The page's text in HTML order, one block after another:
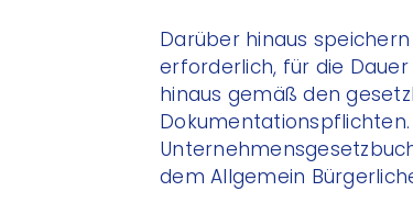
Darüber hinaus
erforderlich, für die
hinaus gemäß den
dem Allgemein